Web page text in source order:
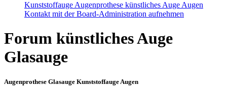
Kunststoffauge Augenprothese künstliches Auge Augen
Kontakt mit der Board-Administration aufnehmen
Forum künstliches Auge
Glasauge
Augenprothese Glasauge Kunststoffauge Augen